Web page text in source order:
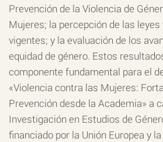
Prevención de la Violencia de
Mujeres; la percepción de las
vigentes; y la evaluación de los
equidad de género. Estos
componente fundamental para el
«Violencia contra las Mujeres:
Prevención desde la Academia» a
Investigación en Estudios de
financiado por la Unión Europea y